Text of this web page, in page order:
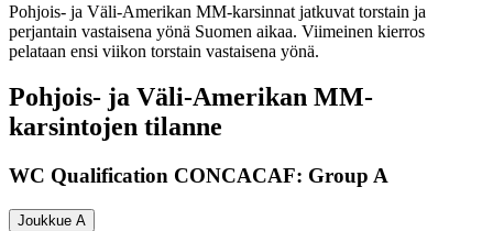
Pohjois- ja Väli-Amerikan MM-karsinnat jatkuvat torstain ja
perjantain vastaisena yönä Suomen aikaa. Viimeinen kierros
pelataan ensi viikon torstain vastaisena yönä.
Pohjois- ja Väli-Amerikan MM-
karsintojen tilanne
WC Qualification CONCACAF: Group A
Joukkue A